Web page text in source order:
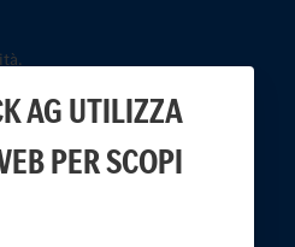
AG UTILIZZA
PER SCOPI
di sicurezza